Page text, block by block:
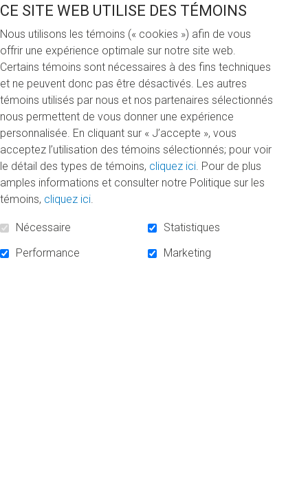
couleurs; etLe secret de Mascochon, l’histoire d’un
CE SITE WEB UTILISE DES TÉMOINS
Nous utilisons les témoins (« cookies ») afin de vous
offrir une expérience optimale sur notre site web.
Certains témoins sont nécessaires à des fins techniques
et ne peuvent donc pas être désactivés. Les autres
témoins utilisés par nous et nos partenaires sélectionnés
nous permettent de vous donner une expérience
personnalisée. En cliquant sur « J’accepte », vous
acceptez l’utilisation des témoins sélectionnés; pour voir
le détail des types de témoins, cliquez ici. Pour de plus
amples informations et consulter notre Politique sur les
témoins, cliquez ici.
Nécessaire
Statistiques
Performance
Marketing